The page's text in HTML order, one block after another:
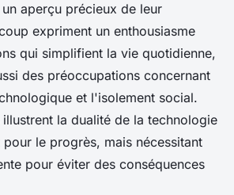
aperçu précieux de leur
expriment un enthousiasme
qui simplifient la vie quotidienne,
des préoccupations concernant
et l'isolement social.
la dualité de la technologie
le progrès, mais nécessitant
pour éviter des conséquences